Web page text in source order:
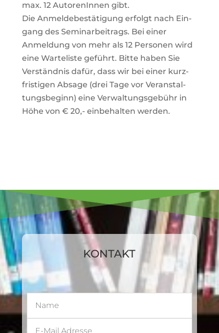
max. 12 Autoren­Innen gibt.
Die Anmel­de­be­stä­ti­gung erfolgt nach Ein­
gang des Semi­nar­bei­trags. Bei einer
Anmel­dung von mehr als 12 Per­sonen wird
eine War­te­liste geführt. Bitte haben Sie
Ver­ständnis dafür, dass wir bei einer kurz­
fris­tigen Absage (drei Tage vor Ver­an­stal­
tungs­be­ginn) eine Ver­wal­tungs­ge­bühr in
Höhe von € 20,- ein­be­halten werden.
KONTAKT